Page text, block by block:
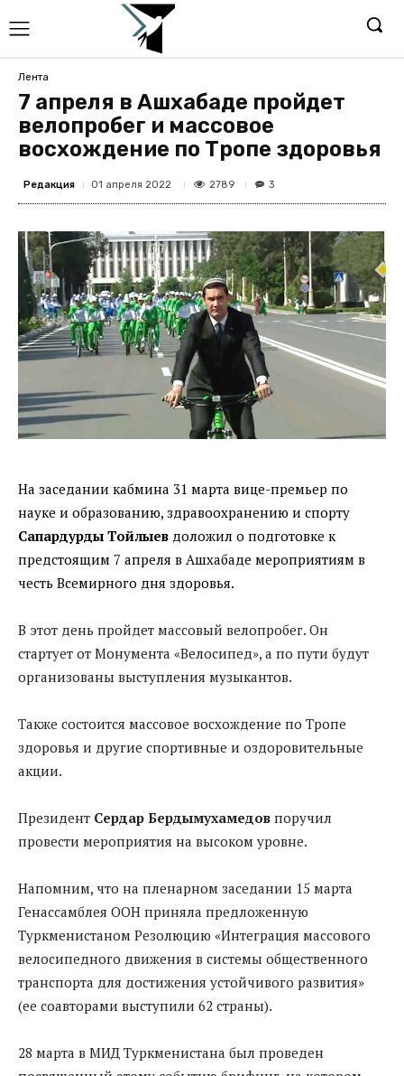
Лента
7 апреля в Ашхабаде пройдет
велопробег и массовое
восхождение по Тропе здоровья
Редакция 01 апреля 2022 2789 3
На заседании кабмина 31 марта вице-премьер по
науке и образованию, здравоохранению и спорту
Сапардурды Тойлыев доложил о подготовке к
предстоящим 7 апреля в Ашхабаде мероприятиям в
честь Всемирного дня здоровья.
В этот день пройдет массовый велопробег. Он
стартует от Монумента «Велосипед», а по пути будут
организованы выступления музыкантов.
Также состоится массовое восхождение по Тропе
здоровья и другие спортивные и оздоровительные
акции.
Президент Сердар Бердымухамедов поручил
провести мероприятия на высоком уровне.
Напомним, что на пленарном заседании 15 марта
Генассамблея ООН приняла предложенную
Туркменистаном Резолюцию «Интеграция массового
велосипедного движения в системы общественного
транспорта для достижения устойчивого развития»
(ее соавторами выступили 62 страны).
28 марта в МИД Туркменистана был проведен